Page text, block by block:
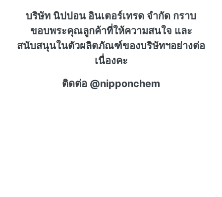
บริษัท นิปปอน อินเตอร์เทรด จำกัด กราบ
ขอบพระคุณลูกค้าที่ให้ความสนใจ และ
สนับสนุนในตัวผลิตภัณฑ์ของบริษัทฯอย่างต่อ
เนื่องคะ
ติดต่อ @nipponchem